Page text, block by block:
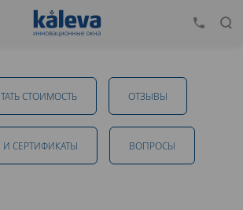
балконов загородных домов в
Пушкино
от 16 515 руб.
СТОИМОСТЬ ОТЗЫВЫ
И СЕРТИФИКАТЫ ВОПРОСЫ